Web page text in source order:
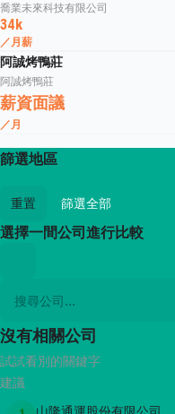
喬業未來科技有限公司
34k
／月薪
阿誠烤鴨莊
阿誠烤鴨莊
薪資面議
／月
篩選地區
重置 篩選全部
選擇一間公司進行比較
沒有相關公司
試試看別的關鍵字
建議